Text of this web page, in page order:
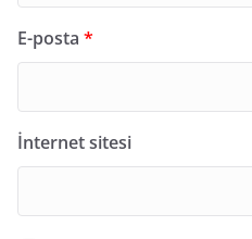
E-posta *
İnternet sitesi